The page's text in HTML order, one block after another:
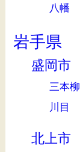
八幡
岩手県
盛岡市
三本柳
川目
北上市